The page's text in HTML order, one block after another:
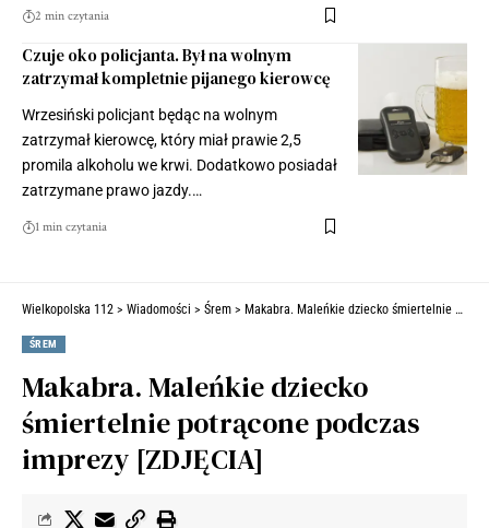
2 min czytania
Czuje oko policjanta. Był na wolnym
zatrzymał kompletnie pijanego kierowcę
Wrzesiński policjant będąc na wolnym
zatrzymał kierowcę, który miał prawie 2,5
promila alkoholu we krwi. Dodatkowo posiadał
zatrzymane prawo jazdy.…
1 min czytania
Wielkopolska 112 > Wiadomości > Śrem > Makabra. Maleńkie dziecko śmiertelnie potrącone podczas imprezy [ZDJĘCIA]
ŚREM
Makabra. Maleńkie dziecko
śmiertelnie potrącone podczas
imprezy [ZDJĘCIA]